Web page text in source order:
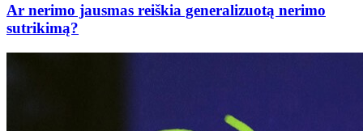
Ar nerimo jausmas reiškia generalizuotą nerimo
sutrikimą?